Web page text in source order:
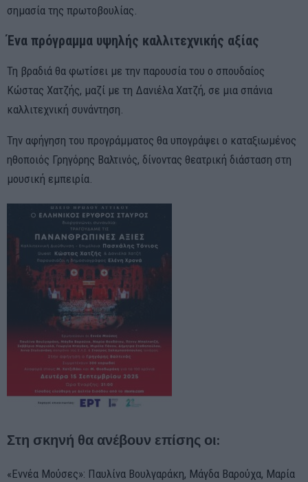
σημασία της πρωτοβουλίας.
Ένα πρόγραμμα υψηλής καλλιτεχνικής αξίας
Τη βραδιά θα φωτίσει με την παρουσία του ο σπουδαίος
Κώστας Χατζής, μαζί με τη Δανιέλα Χατζή, σε μια σπάνια
καλλιτεχνική συνάντηση.
Την αφήγηση του προγράμματος θα υπογράψει ο καταξιωμένος
ηθοποιός Γρηγόρης Βαλτινός, δίνοντας θεατρική διάσταση στη
μουσική εμπειρία.
Στη σκηνή θα ανέβουν επίσης οι:
«Εννέα Μούσες»: Παυλίνα Βουλγαράκη, Μάγδα Βαρούχα, Μαρία